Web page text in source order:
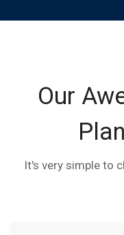
Our
It's very simple to